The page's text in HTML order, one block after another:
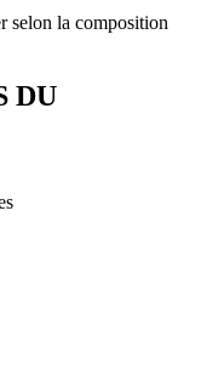
selon la composition
DU